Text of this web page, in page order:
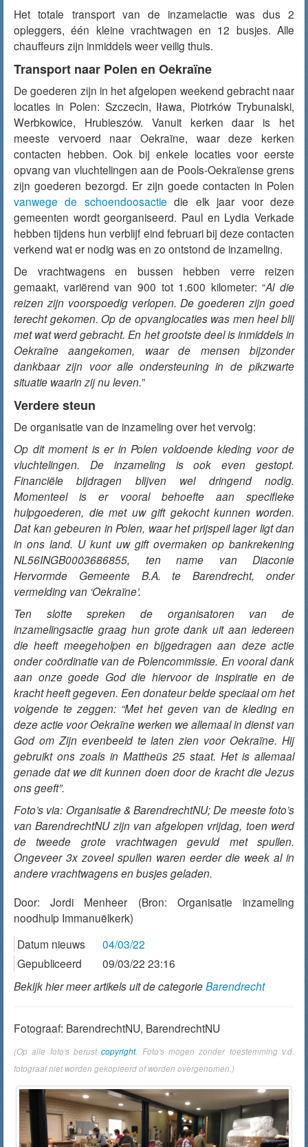
Het totale transport van de inzamelactie was dus 2
opleggers, één kleine vrachtwagen en 12 busjes. Alle
chauffeurs zijn inmiddels weer veilig thuis.
Transport naar Polen en Oekraïne
De goederen zijn in het afgelopen weekend gebracht naar
locaties in Polen: Szczecin, Iława, Piotrków Trybunalski,
Werbkowice, Hrubieszów. Vanuit kerken daar is het
meeste vervoerd naar Oekraïne, waar deze kerken
contacten hebben. Ook bij enkele locaties voor eerste
opvang van vluchtelingen aan de Pools-Oekraïense grens
zijn goederen bezorgd. Er zijn goede contacten in Polen
vanwege de schoendoosactie die elk jaar voor deze
gemeenten wordt georganiseerd. Paul en Lydia Verkade
hebben tijdens hun verblijf eind februari bij deze contacten
verkend wat er nodig was en zo ontstond de inzameling.
De vrachtwagens en bussen hebben verre reizen
gemaakt, variërend van 900 tot 1.600 kilometer: “Al die
reizen zijn voorspoedig verlopen. De goederen zijn goed
terecht gekomen. Op de opvanglocaties was men heel blij
met wat werd gebracht. En het grootste deel is inmiddels in
Oekraïne aangekomen, waar de mensen bijzonder
dankbaar zijn voor alle ondersteuning in de pikzwarte
situatie waarin zij nu leven.”
Verdere steun
De organisatie van de inzameling over het vervolg:
Op dit moment is er in Polen voldoende kleding voor de
vluchtelingen. De inzameling is ook even gestopt.
Financiële bijdragen blijven wel dringend nodig.
Momenteel is er vooral behoefte aan specifieke
hulpgoederen, die met uw gift gekocht kunnen worden.
Dat kan gebeuren in Polen, waar het prijspeil lager ligt dan
in ons land. U kunt uw gift overmaken op bankrekening
NL56INGB0003686855, ten name van Diaconie
Hervormde Gemeente B.A. te Barendrecht, onder
vermelding van ‘Oekraïne’.
Ten slotte spreken de organisatoren van de
inzamelingsactie graag hun grote dank uit aan iedereen
die heeft meegeholpen en bijgedragen aan deze actie
onder coördinatie van de Polencommissie. En vooral dank
aan onze goede God die hiervoor de inspiratie en de
kracht heeft gegeven. Een donateur belde speciaal om het
volgende te zeggen: “Met het geven van de kleding en
deze actie voor Oekraïne werken we allemaal in dienst van
God om Zijn evenbeeld te laten zien voor Oekraïne. Hij
gebruikt ons zoals in Mattheüs 25 staat. Het is allemaal
genade dat we dit kunnen doen door de kracht die Jezus
ons geeft”.
Foto’s via: Organisatie & BarendrechtNU; De meeste foto’s
van BarendrechtNU zijn van afgelopen vrijdag, toen werd
de tweede grote vrachtwagen gevuld met spullen.
Ongeveer 3x zoveel spullen waren eerder die week al in
andere vrachtwagens en busjes geladen.
Door:Jordi Menheer (Bron: Organisatie inzameling
noodhulp Immanuëlkerk)
Datum nieuws
04/03/22
Gepubliceerd
09/03/22 23:16
Bekijk hier meer artikels uit de categorieBarendrecht
Fotograaf: BarendrechtNU, BarendrechtNU
(Op alle foto's berustcopyright. Foto's mogen zonder toestemming v.d.
fotograaf niet worden gekopieerd of worden overgenomen.)